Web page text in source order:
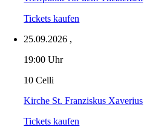
Tickets kaufen
25.09.2026 ,
19:00 Uhr
10 Celli
Kirche St. Franziskus Xaverius
Tickets kaufen